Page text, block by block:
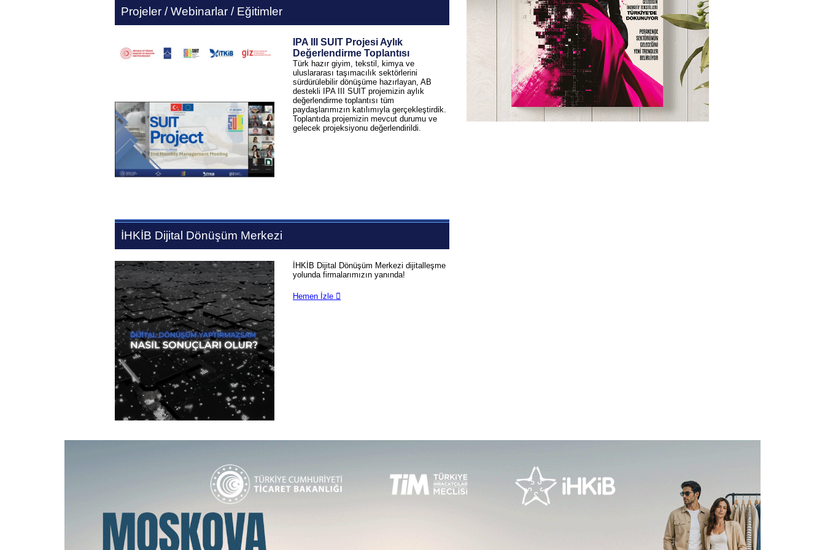
Projeler / Webinarlar / Eğitimler
IPA III SUIT Projesi Aylık
Değerlendirme Toplantısı
Türk hazır giyim, tekstil, kimya ve
uluslararası taşımacılık sektörlerini
sürdürülebilir dönüşüme hazırlayan, AB
destekli IPA III SUIT projemizin aylık
değerlendirme toplantısı tüm
paydaşlarımızın katılımıyla gerçekleştirdik.
Toplantıda projemizin mevcut durumu ve
gelecek projeksiyonu değerlendirildi.
İHKİB Dijital Dönüşüm Merkezi
İHKİB Dijital Dönüşüm Merkezi dijitalleşme
yolunda firmalarımızın yanında!
Hemen İzle 